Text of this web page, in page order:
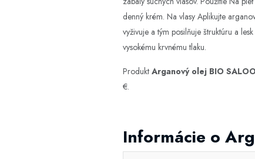
denný krém. Na vlasy Aplikujte
vyživuje a tým posilňuje štruktúru a
vysokému krvnému tlaku.
Produkt Arganový olej BIO
€.
Informácie o